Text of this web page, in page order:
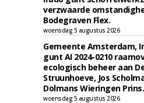
verzwaarde
Bodegraven Flex.
woensdag 5 augustus 2026
Gemeente Amsterdam,
gunt AI 2024-0210
ecologisch beheer aan
Struunhoeve, Jos
Dolmans Wieringen Prins.
woensdag 5 augustus 2026